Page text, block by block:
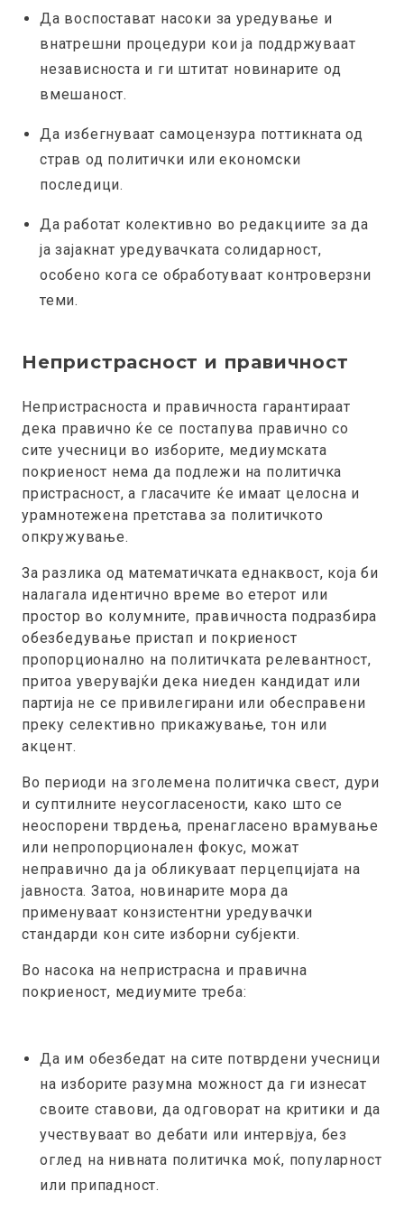
Да воспостават насоки за уредување и
внатрешни процедури кои ја поддржуваат
независноста и ги штитат новинарите од
вмешаност.
Да избегнуваат самоцензура поттикната од
страв од политички или економски
последици.
Да работат колективно во редакциите за да
ја зајакнат уредувачката солидарност,
особено кога се обработуваат контроверзни
теми.
Непристрасност и правичност
Непристрасноста и правичноста гарантираат
дека правично ќе се постапува правично со
сите учесници во изборите, медиумската
покриеност нема да подлежи на политичка
пристрасност, а гласачите ќе имаат целосна и
урамнотежена претстава за политичкото
опкружување.
За разлика од математичката еднаквост, која би
налагала идентично време во етерот или
простор во колумните, правичноста подразбира
обезбедување пристап и покриеност
пропорционално на политичката релевантност,
притоа уверувајќи дека ниеден кандидат или
партија не се привилегирани или обесправени
преку селективно прикажување, тон или
акцент.
Во периоди на зголемена политичка свест, дури
и суптилните неусогласености, како што се
неоспорени тврдења, пренагласено врамување
или непропорционален фокус, можат
неправично да ја обликуваат перцепцијата на
јавноста. Затоа, новинарите мора да
применуваат конзистентни уредувачки
стандарди кон сите изборни субјекти.
Во насока на непристрасна и правична
покриеност, медиумите треба:
Да им обезбедат на сите потврдени учесници
на изборите разумна можност да ги изнесат
своите ставови, да одговорат на критики и да
учествуваат во дебати или интервјуа, без
оглед на нивната политичка моќ, популарност
или припадност.